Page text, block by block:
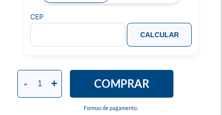
Formas de pagamento:
- + COMPRAR
CEP
CALCULAR